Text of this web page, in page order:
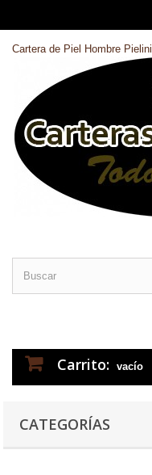
Cartera de Piel Hombre
Carrito: vacío
CATEGORÍAS